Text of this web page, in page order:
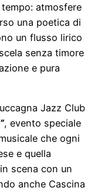
atmosfere
una poetica di
un flusso lirico
senza timore
e pura
Jazz Club
, evento speciale
che ogni
e quella
scena con un
anche Cascina